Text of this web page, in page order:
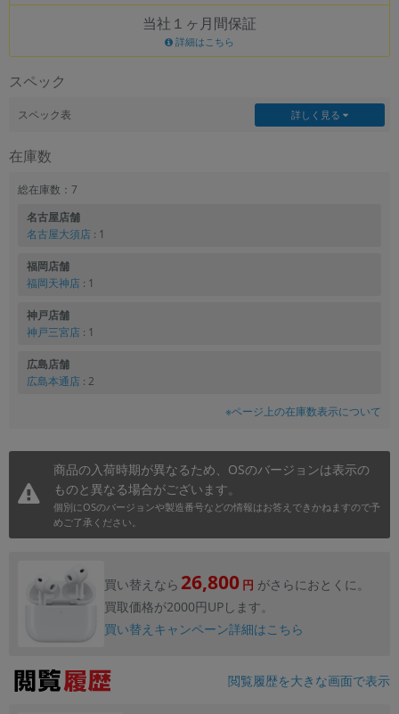
当社１ヶ月間保証
詳細はこちら
スペック
スペック表 詳しく見る
在庫数
総在庫数：7
名古屋店舗
名古屋大須店 : 1
福岡店舗
福岡天神店 : 1
神戸店舗
神戸三宮店 : 1
広島店舗
広島本通店 : 2
※ページ上の在庫数表示について
商品の入荷時期が異なるため、OSのバージョンは表示の
ものと異なる場合がございます。
個別にOSのバージョンや製造番号などの情報はお答えできかねますので予
めご了承ください。
買い替えなら 26,800 円 がさらにおとくに。
買取価格が2000円UPします。
買い替えキャンペーン詳細はこちら
閲覧履歴を大きな画面で表示